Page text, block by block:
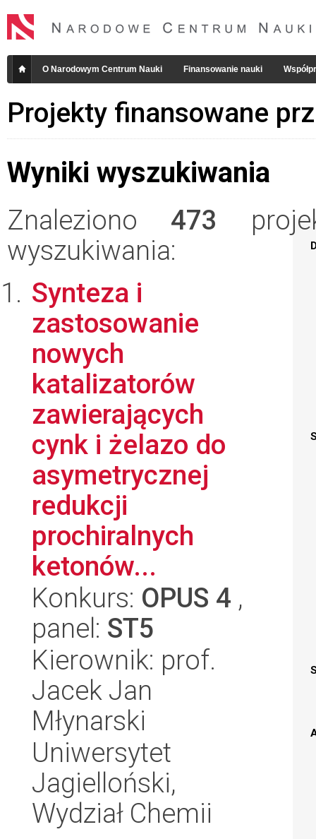
O Narodowym Centrum Nauki Finansowanie nauki
Projekty finansowane
Wyniki wyszukiwania
Znaleziono 473
wyszukiwania:
Synteza i
zastosowanie
nowych
katalizatorów
zawierających
cynk i żelazo do
asymetrycznej
redukcji
prochiralnych
ketonów...
Konkurs: OPUS 4 ,
panel: ST5
Kierownik: prof.
Jacek Jan
Młynarski
Uniwersytet
Jagielloński,
Wydział Chemii